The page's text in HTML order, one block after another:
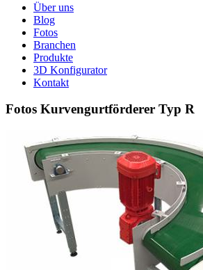
Über uns
Blog
Fotos
Branchen
Produkte
3D Konfigurator
Kontakt
Fotos Kurvengurtförderer Typ R